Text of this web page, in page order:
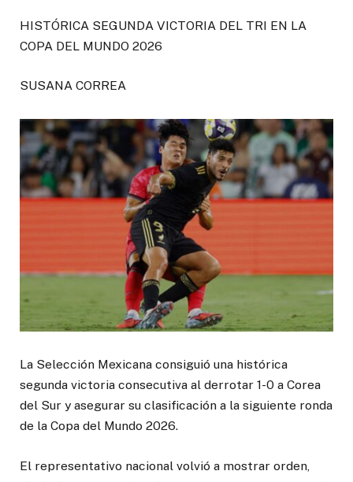
HISTÓRICA SEGUNDA VICTORIA DEL TRI EN LA
COPA DEL MUNDO 2026
SUSANA CORREA
La Selección Mexicana consiguió una histórica
segunda victoria consecutiva al derrotar 1-0 a Corea
del Sur y asegurar su clasificación a la siguiente ronda
de la Copa del Mundo 2026.
El representativo nacional volvió a mostrar orden,